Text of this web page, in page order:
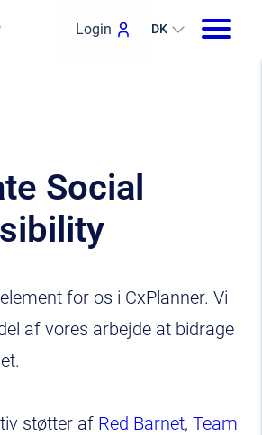
DK
Login
Social
for os i CxPlanner. Vi
af vores arbejde at bidrage
støtter af Red Barnet, Team